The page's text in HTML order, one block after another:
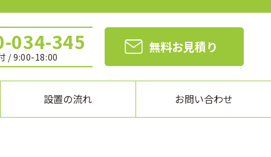
034-345
/ 9:00-18:00
無料お見積り
設置の流れ お問い合わせ